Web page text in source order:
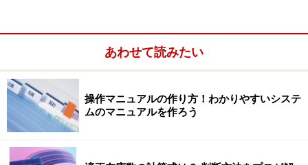
あわせて読みたい
操作マニュアルの作り方！わかりやすいシステ
ムのマニュアルを作ろう